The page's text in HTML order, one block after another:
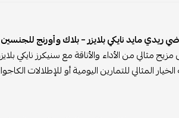
ريدي مايد نايكي بلايزر – بلاك وأورنج للجنسين
مثالي من الأداء والأناقة مع سنيكرز نايكي
المثالي للتمارين اليومية أو للإطلالات